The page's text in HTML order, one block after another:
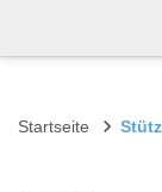
Navigieren auf
Startseite